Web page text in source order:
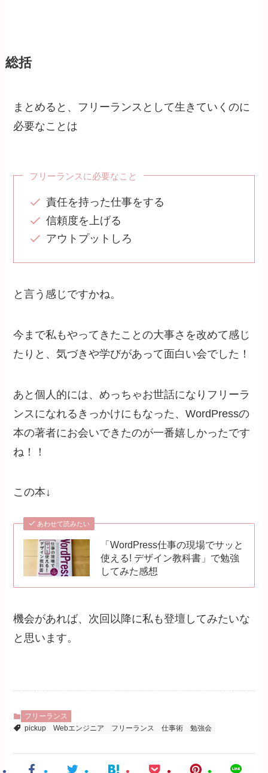
総括
まとめると、フリーランスとして生きていくのに
必要なことは
フリーランスに必要なこと
責任を持った仕事をする
信頼度を上げる
アウトプットしろ
と言う感じですかね。
今まで私もやってきたことの大事さを改めて感じ
たりと、気づきや学びがあって面白い会でした！
あと個人的には、めっちゃお世話になりフリーラ
ンスになれるきっかけにもなった、WordPressの
本の著者にお会いできたのが一番嬉しかったです
ね！！
この本↓
あわせて読みたい
「WordPress仕事の現場でサッと
使える! デザイン教科書」で勉強
してみた感想
機会があれば、次回以降に私も登壇してみたいな
と思います。
フリーランス
pickup
Webエンジニア フリーランス 仕事術 勉強会